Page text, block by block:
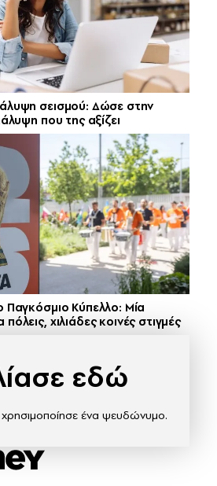
σεισμού: Δώσε στην
που της αξίζει
Kύπελλο: Μία
χιλιάδες κοινές στιγμές
εδώ
χρησιμοποίησε ένα ψευδώνυμο.